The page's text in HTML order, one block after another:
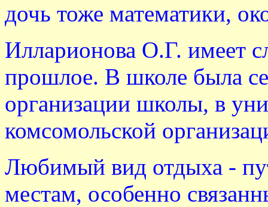
дочь тоже математики,
Илларионова О.Г. имеет
прошлое. В школе была
организации школы, в
комсомольской
Любимый вид отдыха -
местам, особенно